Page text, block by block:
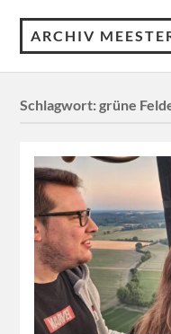
ARCHIV
Schlagwort:grüne